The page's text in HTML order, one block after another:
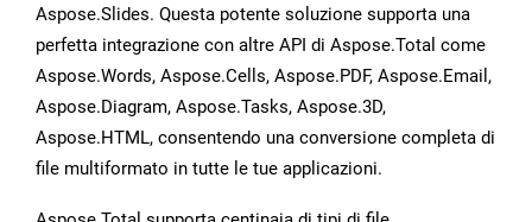
Aspose.Slides. Questa potente soluzione supporta una
perfetta integrazione con altre API di Aspose.Total come
Aspose.Words, Aspose.Cells, Aspose.PDF, Aspose.Email,
Aspose.Diagram, Aspose.Tasks, Aspose.3D,
Aspose.HTML, consentendo una conversione completa di
file multiformato in tutte le tue applicazioni.